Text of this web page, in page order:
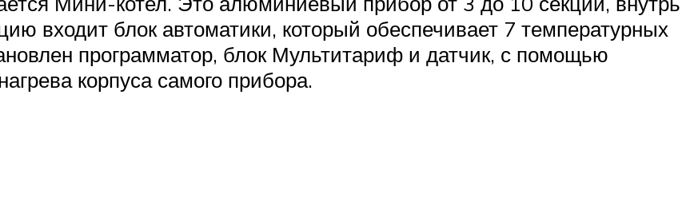
входит блок автоматики, который обеспечивает 7 температурных
программатор, блок Мультитариф и датчик, с помощью
корпуса самого прибора.